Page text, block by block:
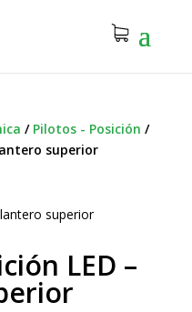
/ Pilotos - Posición /
superior
LED –